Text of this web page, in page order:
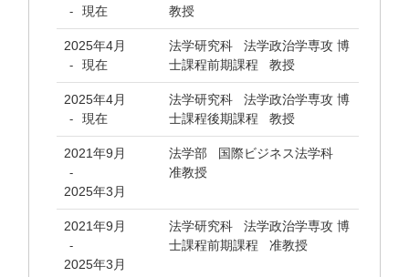
- 現在
教授
2025年4月
- 現在
法学研究科 法学政治学専攻 博
士課程前期課程 教授
2025年4月
- 現在
法学研究科 法学政治学専攻 博
士課程後期課程 教授
2021年9月
-
2025年3月
法学部 国際ビジネス法学科
准教授
2021年9月
-
2025年3月
法学研究科 法学政治学専攻 博
士課程前期課程 准教授